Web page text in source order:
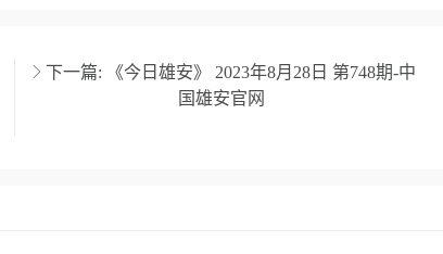
下一篇:
《今日雄安》 2023年8月28日 第748期-中
国雄安官网